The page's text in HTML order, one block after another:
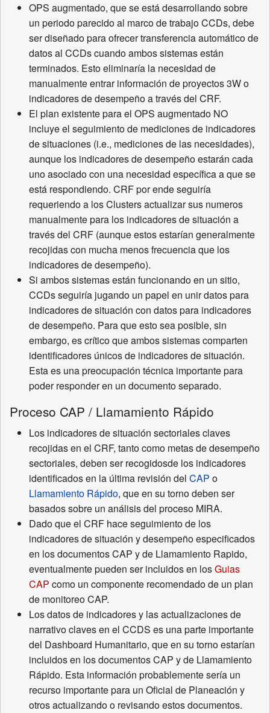
OPS augmentado, que se está desarrollando sobre
un periodo parecido al marco de trabajo CCDs, debe
ser diseñado para ofrecer transferencia automático de
datos al CCDs cuando ambos sistemas están
terminados. Esto eliminaría la necesidad de
manualmente entrar información de proyectos 3W o
indicadores de desempeño a través del CRF.
El plan existente para el OPS augmentado NO
incluye el seguimiento de mediciones de indicadores
de situaciones (i.e., mediciones de las necesidades),
aunque los indicadores de desempeño estarán cada
uno asociado con una necesidad específica a que se
está respondiendo. CRF por ende seguiría
requeriendo a los Clusters actualizar sus numeros
manualmente para los indicadores de situación a
través del CRF (aunque estos estarían generalmente
recojidas con mucha menos frecuencia que los
indicadores de desempeño).
Si ambos sistemas están funcionando en un sitio,
CCDs seguiría jugando un papel en unir datos para
indicadores de situación con datos para indicadores
de desempeño. Para que esto sea posible, sin
embargo, es crítico que ambos sistemas comparten
identificadores únicos de indicadores de situación.
Esta es una preocupación técnica importante para
poder responder en un documento separado.
Proceso CAP / Llamamiento Rápido
Los indicadores de situación sectoriales claves
recojidas en el CRF, tanto como metas de desempeño
sectoriales, deben ser recogidosde los indicadores
identificados en la última revisión del CAP o
Llamamiento Rápido, que en su torno deben ser
basados sobre un análisis del proceso MIRA.
Dado que el CRF hace seguimiento de los
indicadores de situación y desempeño especificados
en los documentos CAP y de Llamamiento Rapido,
eventualmente pueden ser incluidos en losGuias
CAP como un componente recomendado de un plan
de monitoreo CAP.
Los datos de indicadores y las actualizaciones de
narrativo claves en el CCDS es una parte importante
del Dashboard Humanitario, que en su torno estarían
incluidos en los documentos CAP y de Llamamiento
Rápido. Esta información probablemente sería un
recurso importante para un Oficial de Planeación y
otros actualizando o revisando estos documentos.